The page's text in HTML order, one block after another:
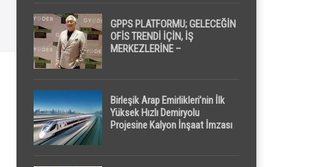
GPPS PLATFORMU; GELECEĞİN
OFİS TRENDİ İÇİN, İŞ
MERKEZLERİNE –
Birleşik Arap Emirlikleri’nin İlk
Yüksek Hızlı Demiryolu
Projesine Kalyon İnşaat İmzası